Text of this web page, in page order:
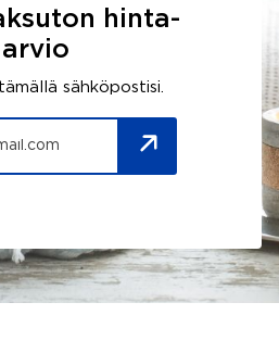
hinta-
arvio
sähköpostisi.